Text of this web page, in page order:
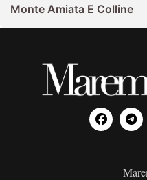
Monte Amiata E Colline